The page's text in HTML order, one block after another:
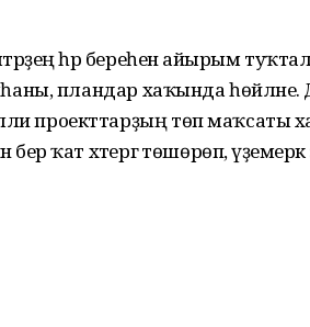
һәр береһенә айырым
пландар хаҡында һөйләне.
проекттарҙың төп маҡсаты
ҡат хәтергә төшөрөп,